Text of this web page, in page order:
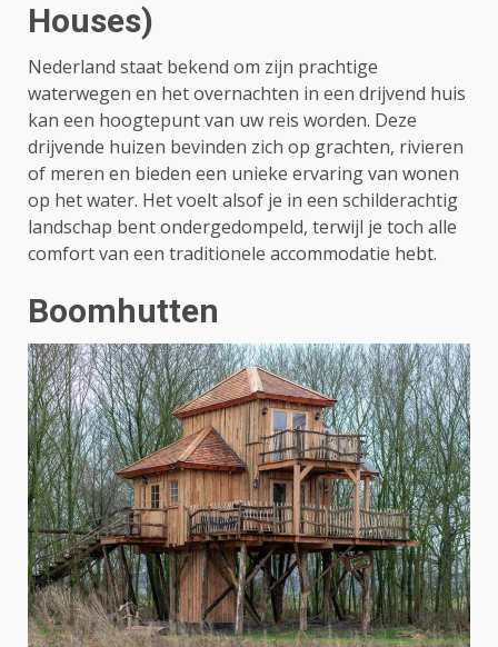
Houses)
Nederland staat bekend om zijn prachtige
waterwegen en het overnachten in een drijvend huis
kan een hoogtepunt van uw reis worden. Deze
drijvende huizen bevinden zich op grachten, rivieren
of meren en bieden een unieke ervaring van wonen
op het water. Het voelt alsof je in een schilderachtig
landschap bent ondergedompeld, terwijl je toch alle
comfort van een traditionele accommodatie hebt.
Boomhutten